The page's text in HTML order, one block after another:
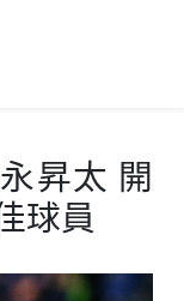
昇太 開
球員